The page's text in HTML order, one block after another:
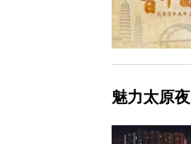
魅力太原夜